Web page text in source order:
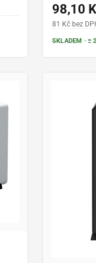
98,10
81 Kč bez
SKLADEM · ≥